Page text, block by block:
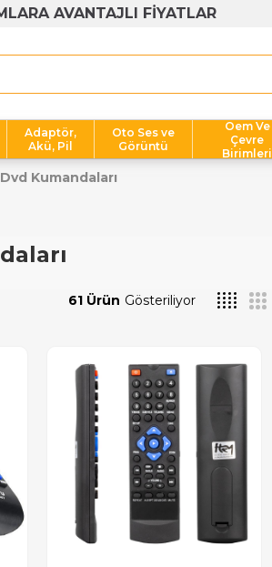
AVANTAJLI FİYATLAR
Adaptör,
Akü, Pil
Oto Ses ve
Görüntü
Oem Ve
Çevre
Birimleri
Kumandaları
61 Ürün